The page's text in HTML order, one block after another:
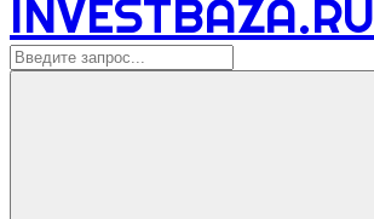
INVESTBAZA.RU